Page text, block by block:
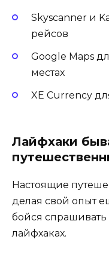
Skyscanner и
рейсов
Google Maps
местах
XE Currency
Лайфхаки
Настоящие
делая свой опыт
бойся
лайфхаках.